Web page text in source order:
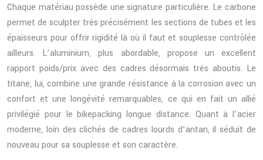
Chaque matériau possède une signature particulière. Le carbone
permet de sculpter très précisément les sections de tubes et les
épaisseurs pour offrir rigidité là où il faut et souplesse contrôlée
ailleurs. L’aluminium, plus abordable, propose un excellent
rapport poids/prix avec des cadres désormais très aboutis. Le
titane, lui, combine une grande résistance à la corrosion avec un
confort et une longévité remarquables, ce qui en fait un allié
privilégié pour le bikepacking longue distance. Quant à l’acier
moderne, loin des clichés de cadres lourds d’antan, il séduit de
nouveau pour sa souplesse et son caractère.